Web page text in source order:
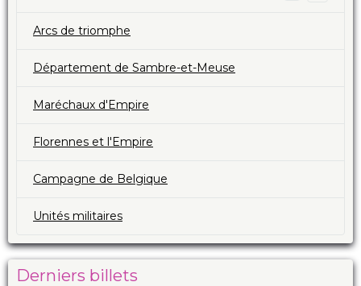
Arcs de triomphe
Département de Sambre-et-Meuse
Maréchaux d'Empire
Florennes et l'Empire
Campagne de Belgique
Unités militaires
Derniers billets